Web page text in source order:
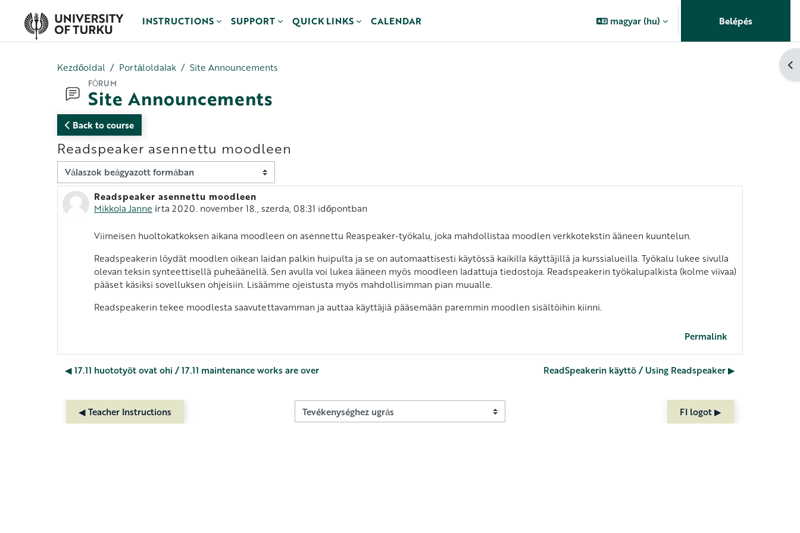
INSTRUCTIONS
SUPPORT QUICK LINKS CALENDAR magyar ‎(hu)‎ Belépés
Kezdőoldal Portáloldalak Site Announcements
FÓRUM
Site Announcements
Back to course
Readspeaker asennettu moodleen
Megjelenítési mód
Readspeaker asennettu moodleen
Mikkola Janne írta 2020. november 18., szerda, 08:31 időpontban
Válaszok szám: 0
Viimeisen huoltokatkoksen aikana moodleen on asennettu Reaspeaker-työkalu, joka mahdollistaa moodlen verkkotekstin ääneen kuuntelun.
Readspeakerin löydät moodlen oikean laidan palkin huipulta ja se on automaattisesti käytössä kaikilla käyttäjillä ja kurssialueilla. Työkalu lukee sivulla
olevan teksin synteettisellä puheäänellä. Sen avulla voi lukea ääneen myös moodleen ladattuja tiedostoja. Readspeakerin työkalupalkista (kolme viivaa)
pääset käsiksi sovelluksen ohjeisiin. Lisäämme ojeistusta myös mahdollisimman pian muualle.
Readspeakerin tekee moodlesta saavutettavamman ja auttaa käyttäjiä pääsemään paremmin moodlen sisältöihin kiinni.
Permalink
◀︎ 17.11 huototyöt ovat ohi / 17.11 maintenance works are over ReadSpeakerin käyttö / Using Readspeaker ▶︎
◀︎ Teacher Instructions Tevékenységhez ugrás FI logot ▶︎